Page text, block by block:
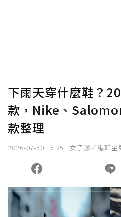
下雨天穿什麼鞋？
款，Nike、
款整理
2026-07-30 15:25 女子漾／編輯金